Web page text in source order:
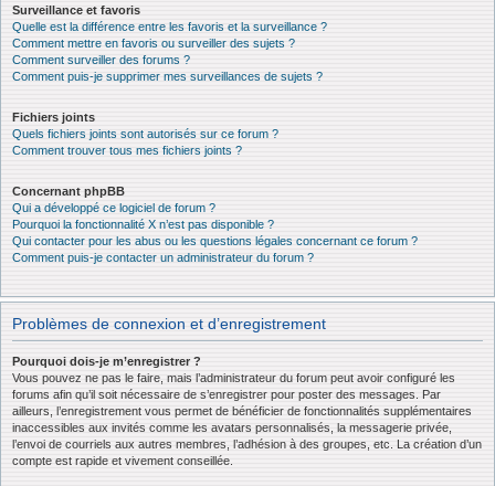
Surveillance et favoris
Quelle est la différence entre les favoris et la surveillance ?
Comment mettre en favoris ou surveiller des sujets ?
Comment surveiller des forums ?
Comment puis-je supprimer mes surveillances de sujets ?
Fichiers joints
Quels fichiers joints sont autorisés sur ce forum ?
Comment trouver tous mes fichiers joints ?
Concernant phpBB
Qui a développé ce logiciel de forum ?
Pourquoi la fonctionnalité X n’est pas disponible ?
Qui contacter pour les abus ou les questions légales concernant ce forum ?
Comment puis-je contacter un administrateur du forum ?
Problèmes de connexion et d’enregistrement
Pourquoi dois-je m’enregistrer ?
Vous pouvez ne pas le faire, mais l’administrateur du forum peut avoir configuré les
forums afin qu’il soit nécessaire de s’enregistrer pour poster des messages. Par
ailleurs, l’enregistrement vous permet de bénéficier de fonctionnalités supplémentaires
inaccessibles aux invités comme les avatars personnalisés, la messagerie privée,
l’envoi de courriels aux autres membres, l’adhésion à des groupes, etc. La création d’un
compte est rapide et vivement conseillée.